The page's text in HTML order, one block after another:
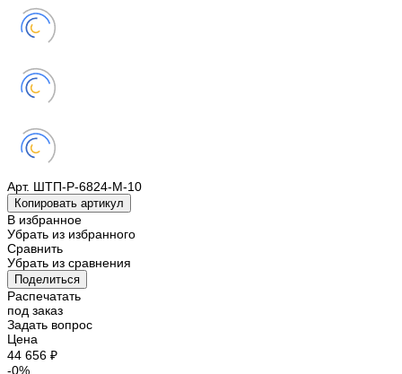
Арт. ШТП-Р-6824-М-10
Копировать артикул
В избранное
Убрать из избранного
Сравнить
Убрать из сравнения
Поделиться
Распечатать
под заказ
Задать вопрос
Цена
44 656 ₽
-0%